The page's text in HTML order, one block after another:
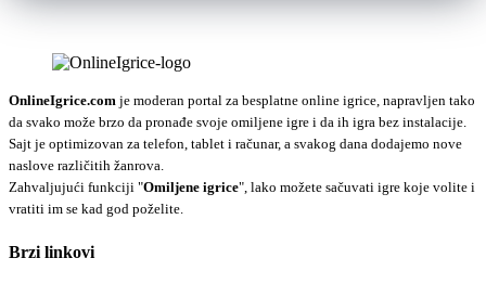
OnlineIgrice.com je moderan portal za besplatne online igrice, napravljen tako
da svako može brzo da pronađe svoje omiljene igre i da ih igra bez instalacije.
Sajt je optimizovan za telefon, tablet i računar, a svakog dana dodajemo nove
naslove različitih žanrova.
Zahvaljujući funkciji "Omiljene igrice", lako možete sačuvati igre koje volite i
vratiti im se kad god poželite.
Brzi linkovi